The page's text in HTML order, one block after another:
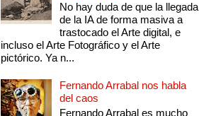
No hay duda de que la llegada
de la IA de forma masiva a
trastocado el Arte digital, e
incluso el Arte Fotográfico y el Arte
pictórico. Ya n...
Fernando Arrabal nos habla
del caos
Fernando Arrabal es mucho